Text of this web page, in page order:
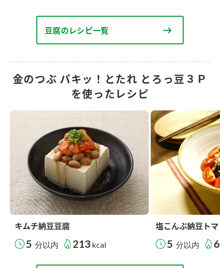
豆腐のレシピ一覧
金のつぶ パキッ！とたれ とろっ豆３Ｐ
を使ったレシピ
キムチ納豆豆腐
5 分以内 213 kcal
塩こんぶ納豆トマ
5 分以内